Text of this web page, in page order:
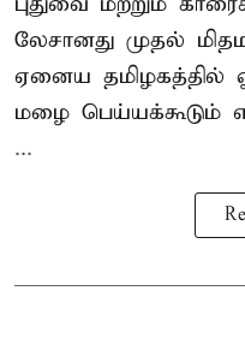
லேசானது முதல்
ஏனைய தமிழகத்தில்
மழை பெய்யக்கூடும்
...